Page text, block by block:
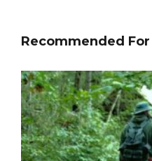
Recommended For